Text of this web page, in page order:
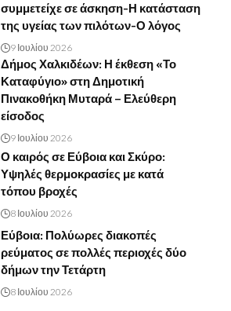
συμμετείχε σε άσκηση-Η κατάσταση
της υγείας των πιλότων-Ο λόγος
9 Ιουλίου 2026
Δήμος Χαλκιδέων: Η έκθεση «Το
Καταφύγιο» στη Δημοτική
Πινακοθήκη Μυταρά – Ελεύθερη
είσοδος
9 Ιουλίου 2026
Ο καιρός σε Εύβοια και Σκύρο:
Υψηλές θερμοκρασίες με κατά
τόπου βροχές
8 Ιουλίου 2026
Εύβοια: Πολύωρες διακοπές
ρεύματος σε πολλές περιοχές δύο
δήμων την Τετάρτη
8 Ιουλίου 2026